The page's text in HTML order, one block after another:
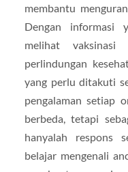
membantu
Dengan informasi
melihat
perlindungan
yang perlu ditakuti
pengalaman setiap
berbeda, tetapi
hanyalah respons
belajar mengenali